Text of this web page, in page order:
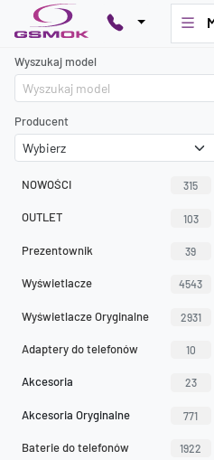
Wyszukaj model
Producent
NOWOŚCI 315
OUTLET 103
Prezentownik 39
Wyświetlacze 4543
Wyświetlacze Oryginalne 2931
Adaptery do telefonów 10
Akcesoria 23
Akcesoria Oryginalne 771
Baterie do telefonów 1922